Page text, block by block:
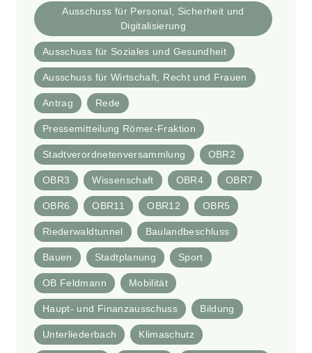
Ausschuss für Personal, Sicherheit und
Digitalisierung
Ausschuss für Soziales und Gesundheit
Ausschuss für Wirtschaft, Recht und Frauen
Antrag Rede
Pressemitteilung Römer-Fraktion
Stadtverordnetenversammlung OBR2
OBR3 Wissenschaft OBR4 OBR7
OBR6 OBR11 OBR12 OBR5
Riederwaldtunnel Baulandbeschluss
Bauen Stadtplanung Sport
OB Feldmann Mobilität
Haupt- und Finanzausschuss Bildung
Unterliederbach Klimaschutz